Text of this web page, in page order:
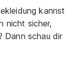
kannst
nicht sicher,
Dann schau dir